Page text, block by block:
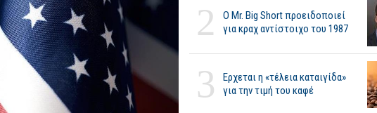
2
O Mr. Big Short προειδοποιεί
για κραχ αντίστοιχο του 1987
3
Ερχεται η «τέλεια καταιγίδα»
για την τιμή του καφέ